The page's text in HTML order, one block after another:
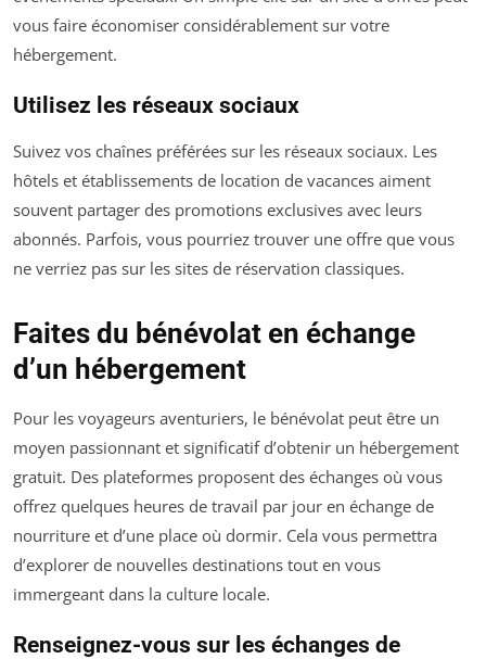
vous faire économiser considérablement sur votre
hébergement.
Utilisez les réseaux sociaux
Suivez vos chaînes préférées sur les réseaux sociaux. Les
hôtels et établissements de location de vacances aiment
souvent partager des promotions exclusives avec leurs
abonnés. Parfois, vous pourriez trouver une offre que vous
ne verriez pas sur les sites de réservation classiques.
Faites du bénévolat en échange
d’un hébergement
Pour les voyageurs aventuriers, le bénévolat peut être un
moyen passionnant et significatif d’obtenir un hébergement
gratuit. Des plateformes proposent des échanges où vous
offrez quelques heures de travail par jour en échange de
nourriture et d’une place où dormir. Cela vous permettra
d’explorer de nouvelles destinations tout en vous
immergeant dans la culture locale.
Renseignez-vous sur les échanges de